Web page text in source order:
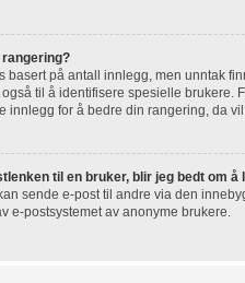
basert på antall innlegg, men unntak
til å identifisere spesielle brukere.
innlegg for å bedre din rangering, da
til en bruker, blir jeg bedt om å
sende e-post til andre via den
e-postsystemet av anonyme brukere.